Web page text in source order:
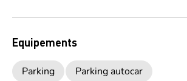
Equipements
Parking
Parking autocar